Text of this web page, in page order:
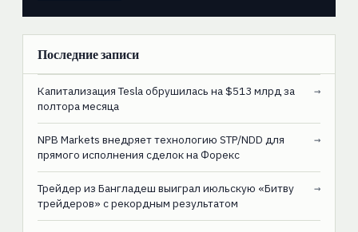
Последние записи
Капитализация Tesla обрушилась на $513 млрд за
полтора месяца
→
NPB Markets внедряет технологию STP/NDD для
прямого исполнения сделок на Форекс
→
Трейдер из Бангладеш выиграл июльскую «Битву
трейдеров» с рекордным результатом
→